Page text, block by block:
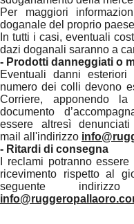
Per maggiori
doganale del proprio
In tutti i casi, eventuali
dazi doganali saranno a
- Prodotti danneggiati o
Eventuali danni
numero dei colli devono
Corriere, apponendo
documento
essere altresì
mail all'indirizzo
- Ritardi di consegna
I reclami potranno
ricevimento rispetto al
seguente